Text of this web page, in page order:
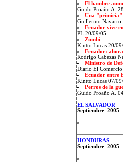
El hambre
Guido Proaño A.
Una "primicia"
Guillermo Navarro
Ecuador vive
PL 20/09/05
Zumbi
Kintto Lucas 20/
Ecuador:
Rodrigo Cabezas
Ministro de
Diario El Comercio
Ecuador entre
Kintto Lucas 07/
Perros de la
Guido Proaño A.
EL SALVADOR
Septiembre 2005
HONDURAS
Septiembre 2005